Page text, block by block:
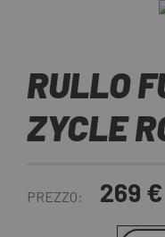
RULLO
ZYCLE
PREZZO: 269 €